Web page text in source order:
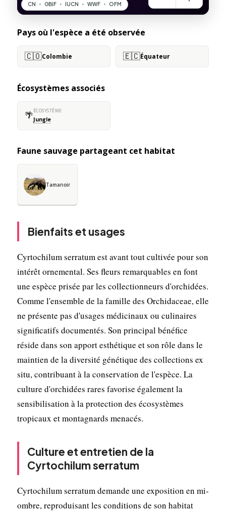
Pays où l'espèce a été observée
🇨🇴Colombie 🇪🇨Équateur
Écosystèmes associés
🌴ÉCOSYSTÈME
Jungle
Faune sauvage partageant cet habitat
Tamanoir
Bienfaits et usages
Cyrtochilum serratum est avant tout cultivée pour son
intérêt ornemental. Ses fleurs remarquables en font
une espèce prisée par les collectionneurs d'orchidées.
Comme l'ensemble de la famille des Orchidaceae, elle
ne présente pas d'usages médicinaux ou culinaires
significatifs documentés. Son principal bénéfice
réside dans son apport esthétique et son rôle dans le
maintien de la diversité génétique des collections ex
situ, contribuant à la conservation de l'espèce. La
culture d'orchidées rares favorise également la
sensibilisation à la protection des écosystèmes
tropicaux et montagnards menacés.
Culture et entretien de la
Cyrtochilum serratum
Cyrtochilum serratum demande une exposition en mi-
ombre, reproduisant les conditions de son habitat